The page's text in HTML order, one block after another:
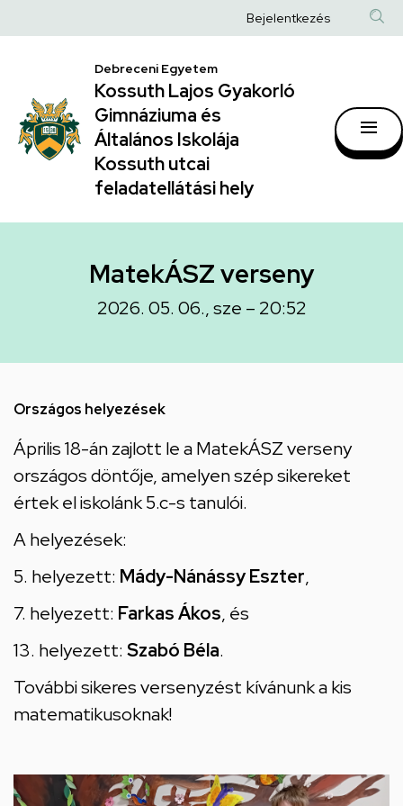
verseny
Kossuth
Lajos
Gyakorló
Gimnáziuma
és
Általános
Iskolája
Kossuth
hely
a
Anonim
fiók
Bejelentkezés
Debreceni Egyetem
Kossuth Lajos Gyakorló
Gimnáziuma és
Általános Iskolája
Kossuth utcai
feladatellátási hely
MatekÁSZ verseny
2026. 05. 06., sze – 20:52
Országos helyezések
Április 18-án zajlott le a MatekÁSZ verseny
országos döntője, amelyen szép sikereket
értek el iskolánk 5.c-s tanulói.
A helyezések:
5. helyezett: Mády-Nánássy Eszter,
7. helyezett: Farkas Ákos, és
13. helyezett: Szabó Béla.
További sikeres versenyzést kívánunk a kis
matematikusoknak!